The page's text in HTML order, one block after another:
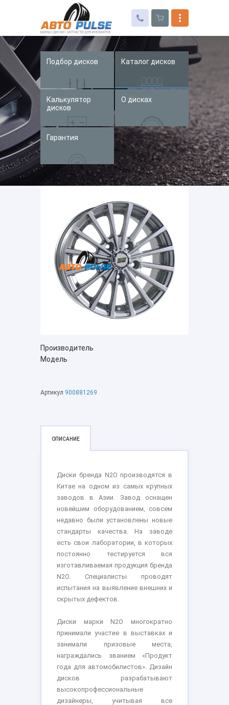
Автошины
Колесные диски
Запчасти для иномарок
Услуги
Доставка и оплата
Контакты
Подбор дисков Каталог дисков
Калькулятор
дисков
О дисках
Гарантия
Производитель
Модель
Артикул 900881269
ОПИСАНИЕ
Диски бренда N2O производятся в
Китае на одном из самых крупных
заводов в Азии. Завод оснащен
новейшим оборудованием, совсем
недавно были установлены новые
стандарты качества. На заводе
есть свои лаборатории, в которых
постоянно тестируется вся
изготавливаемая продукция бренда
N2O. Специалисты проводят
испытания на выявление внешних и
скрытых дефектов.
Диски марки N2O многократно
принимали участие в выставках и
занимали призовые места,
награждались званием «Продукт
года для автомобилистов». Дизайн
дисков разрабатывают
высокопрофессиональные
дизайнеры, учитывая все